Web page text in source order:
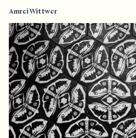
Amrei Wittwer